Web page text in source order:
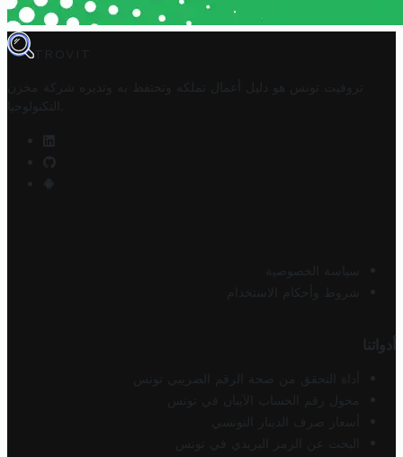
TROVIT
تروفيت تونس هو دليل أعمال تملكه وتحتفظ به وتديره
شركة مخزن
التكنولوجيا
سياسة الخصوصية
شروط وأحكام الاستخدام
أدواتنا
أداة التحقق من صحة الرقم الضريبي تونس
محول رقم الحساب الآيبان في تونس
أسعار صرف الدينار التونسي
البحث عن الرمز البريدي في تونس